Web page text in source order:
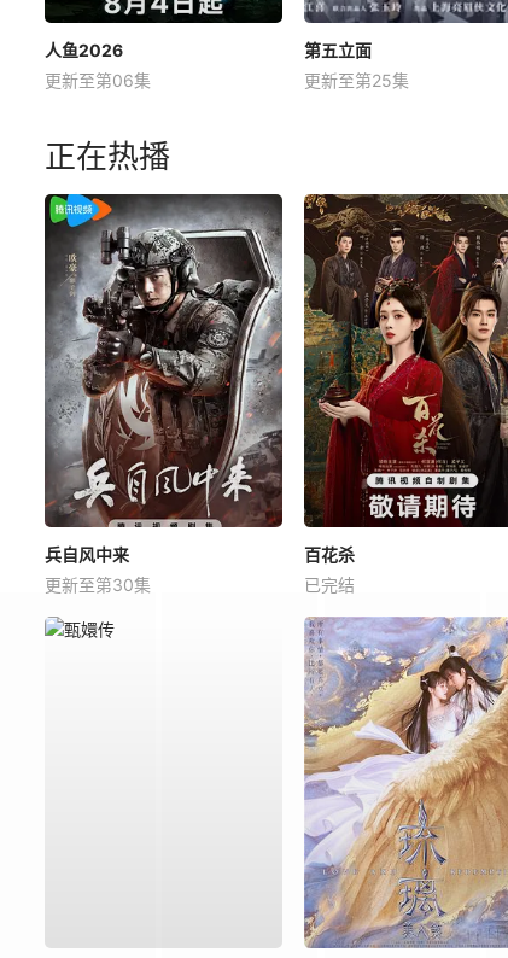
人鱼2026
更新至第06集
第五立面
更新至第25集
正在热播
兵自风中来
更新至第30集
百花杀
已完结